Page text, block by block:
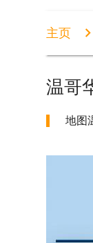
主页
温哥
地图